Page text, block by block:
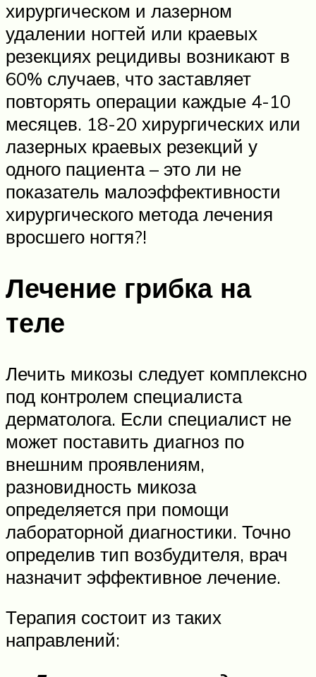
хирургическом и лазерном
удалении ногтей или краевых
резекциях рецидивы возникают в
60% случаев, что заставляет
повторять операции каждые 4-10
месяцев. 18-20 хирургических или
лазерных краевых резекций у
одного пациента – это ли не
показатель малоэффективности
хирургического метода лечения
вросшего ногтя?!
Лечение грибка на
теле
Лечить микозы следует комплексно
под контролем специалиста
дерматолога. Если специалист не
может поставить диагноз по
внешним проявлениям,
разновидность микоза
определяется при помощи
лабораторной диагностики. Точно
определив тип возбудителя, врач
назначит эффективное лечение.
Терапия состоит из таких
направлений: